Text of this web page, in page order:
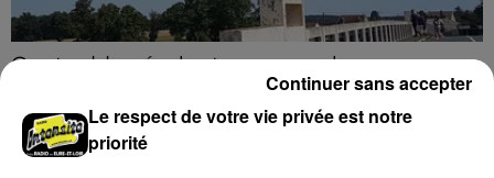
Quatre blessés dont un grave dans un
Le choc a eu lieu dans la matinée, vendredi 7 août à
hauteur de Sainville en direction d'Orléans.
Le respect de votre vie privée est notre
priorité
Continuer sans accepter